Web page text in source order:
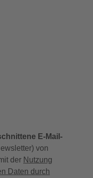
E-Mail-
von
der Nutzung
Daten durch